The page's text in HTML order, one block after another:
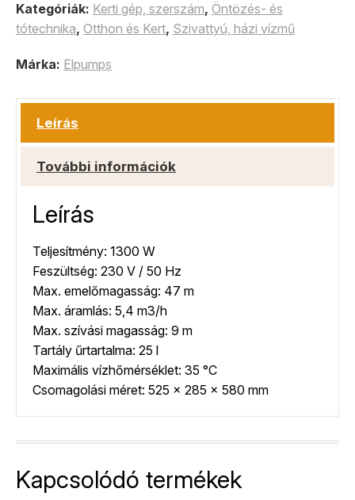
Kategóriák: Kerti gép, szerszám, Öntözés- és
tótechnika, Otthon és Kert, Szivattyú, házi vízmű
Márka: Elpumps
Leírás
További információk
Leírás
Teljesítmény: 1300 W
Feszültség: 230 V / 50 Hz
Max. emelőmagasság: 47 m
Max. áramlás: 5,4 m3/h
Max. szívási magasság: 9 m
Tartály űrtartalma: 25 l
Maximális vízhőmérséklet: 35 °C
Csomagolási méret: 525 x 285 x 580 mm
Kapcsolódó termékek